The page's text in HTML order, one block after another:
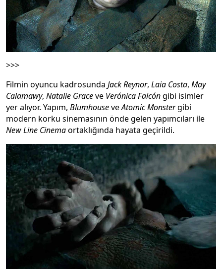
>>>
Filmin oyuncu kadrosunda Jack Reynor, Laia Costa, May
Calamawy, Natalie Graceve Verónica Falcóngibi isimler
yer alıyor. Yapım, BlumhouseveAtomic Monstergibi
modern korku sinemasının önde gelen yapımcıları ile
New Line Cinemaortaklığında hayata geçirildi.